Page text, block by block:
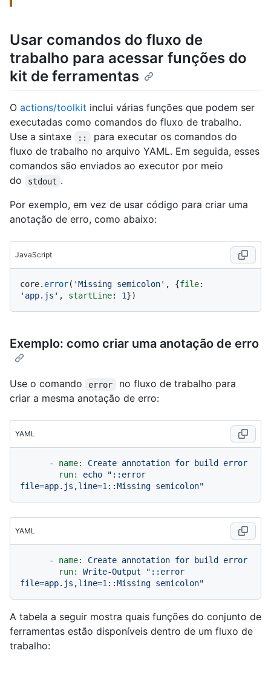
Usar comandos do fluxo de
trabalho para acessar funções do
kit de ferramentas
O actions/toolkit inclui várias funções que podem ser
executadas como comandos do fluxo de trabalho.
Use a sintaxe
::
para executar os comandos do
fluxo de trabalho no arquivo YAML. Em seguida, esses
comandos são enviados ao executor por meio
do
stdout .
Por exemplo, em vez de usar código para criar uma
anotação de erro, como abaixo:
JavaScript
core. error( 'Missing semicolon' , {file
'app.js' , startLine: 1
Exemplo: como criar uma anotação de erro
Use o comando error
no fluxo de trabalho para
criar a mesma anotação de erro:
YAML
- name: Create annotation for build
error
run:
echo
"::error
file=app.js,line=1::Missing semicolon"
YAML
- name: Create annotation for build
error
run:
Write-Output
"::error
file=app.js,line=1::Missing semicolon"
A tabela a seguir mostra quais funções do conjunto de
ferramentas estão disponíveis dentro de um fluxo de
trabalho: